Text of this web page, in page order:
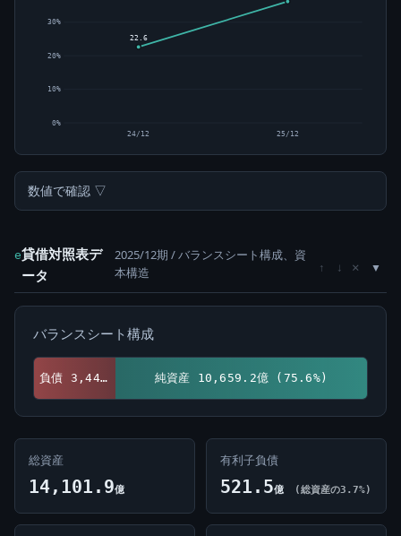
0%
10%
20%
30%
22.6
24/12 25/12
数値で確認 ▽
e貸借対照表デ
ータ
2025/12期 / バランスシート構成、資
本構造
↑ ↓ ×
バランスシート構成
負債 3,442.7億 (24.4%) 純資産 10,659.2億 (75.6%)
総資産
14,101.9億
有利子負債
521.5億 (総資産の3.7%)